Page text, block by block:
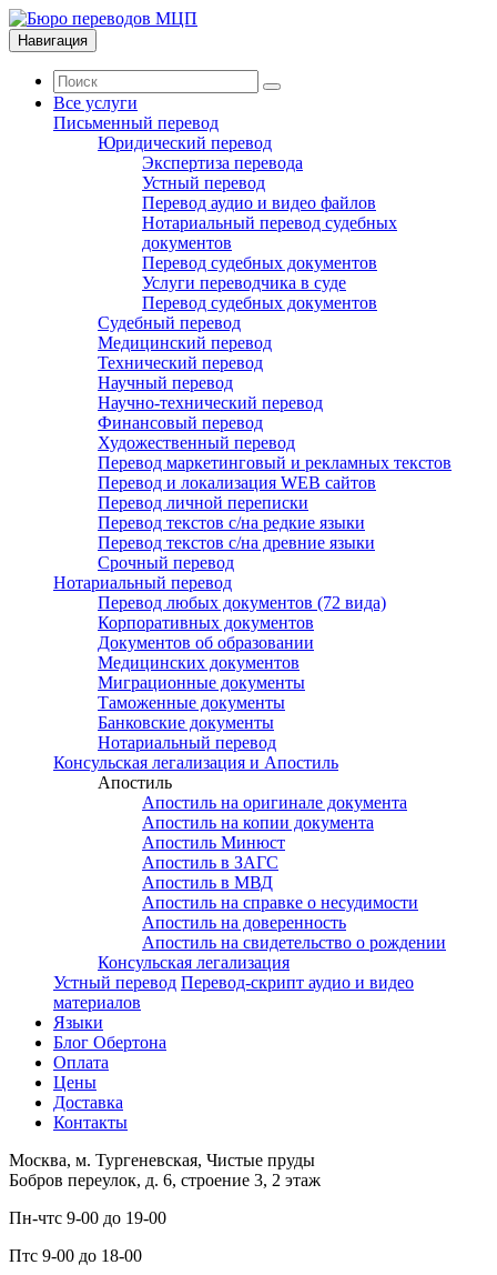
Навигация
Все услуги
Письменный перевод
Юридический перевод
Экспертиза перевода
Устный перевод
Перевод аудио и видео файлов
Нотариальный перевод судебных
документов
Перевод судебных документов
Услуги переводчика в суде
Перевод судебных документов
Судебный перевод
Медицинский перевод
Технический перевод
Научный перевод
Научно-технический перевод
Финансовый перевод
Художественный перевод
Перевод маркетинговый и рекламных текстов
Перевод и локализация WEB сайтов
Перевод личной переписки
Перевод текстов с/на редкие языки
Перевод текстов с/на древние языки
Срочный перевод
Нотариальный перевод
Перевод любых документов (72 вида)
Корпоративных документов
Документов об образовании
Медицинских документов
Миграционные документы
Таможенные документы
Банковские документы
Нотариальный перевод
Консульская легализация и Апостиль
Апостиль
Апостиль на оригинале документа
Апостиль на копии документа
Апостиль Минюст
Апостиль в ЗАГС
Апостиль в МВД
Апостиль на справке о несудимости
Апостиль на доверенность
Апостиль на свидетельство о рождении
Консульская легализация
Устный перевод Перевод-скрипт аудио и видео
материалов
Языки
Блог Обертона
Оплата
Цены
Доставка
Контакты
Москва, м. Тургеневская, Чистые пруды
Бобров переулок, д. 6, строение 3, 2 этаж
Пн-чтс 9-00 до 19-00
Птс 9-00 до 18-00